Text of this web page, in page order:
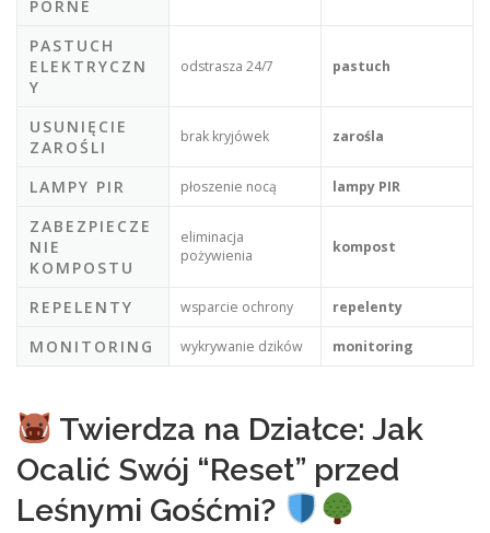
PORNE
PASTUCH
ELEKTRYCZN
Y
odstrasza 24/7 pastuch
USUNIĘCIE
ZAROŚLI
brak kryjówek zarośla
LAMPY PIR płoszenie nocą lampy PIR
ZABEZPIECZE
NIE
KOMPOSTU
eliminacja
pożywienia
kompost
REPELENTY wsparcie ochrony repelenty
MONITORING wykrywanie dzików monitoring
Twierdza na Działce: Jak
Ocalić Swój “Reset” przed
Leśnymi Gośćmi?